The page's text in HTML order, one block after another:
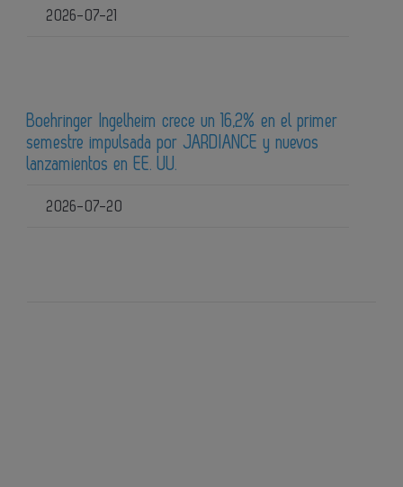
2026-07-21
Boehringer Ingelheim crece un 16,2% en el primer
semestre impulsada por JARDIANCE y nuevos
lanzamientos en EE. UU.
2026-07-20